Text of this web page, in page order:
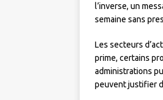
l’inverse, un
semaine sans
Les secteurs
prime, certains
administrations
peuvent justifier